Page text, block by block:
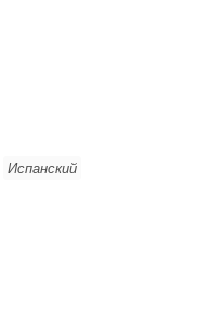
Испанский